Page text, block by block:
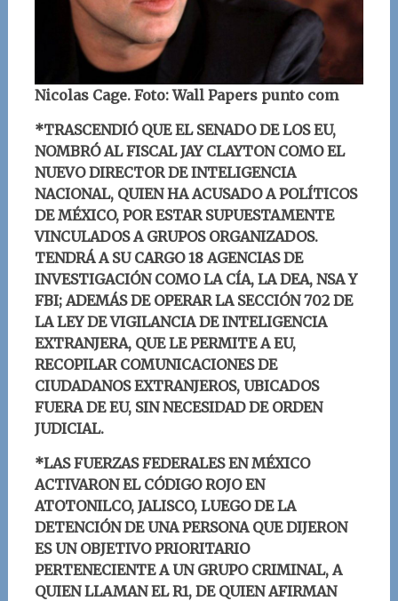
Nicolas Cage. Foto: Wall Papers punto com
*TRASCENDIÓ QUE EL SENADO DE LOS EU,
NOMBRÓ AL FISCAL JAY CLAYTON COMO EL
NUEVO DIRECTOR DE INTELIGENCIA
NACIONAL, QUIEN HA ACUSADO A POLÍTICOS
DE MÉXICO, POR ESTAR SUPUESTAMENTE
VINCULADOS A GRUPOS ORGANIZADOS.
TENDRÁ A SU CARGO 18 AGENCIAS DE
INVESTIGACIÓN COMO LA CÍA, LA DEA, NSA Y
FBI; ADEMÁS DE OPERAR LA SECCIÓN 702 DE
LA LEY DE VIGILANCIA DE INTELIGENCIA
EXTRANJERA, QUE LE PERMITE A EU,
RECOPILAR COMUNICACIONES DE
CIUDADANOS EXTRANJEROS, UBICADOS
FUERA DE EU, SIN NECESIDAD DE ORDEN
JUDICIAL.
*LAS FUERZAS FEDERALES EN MÉXICO
ACTIVARON EL CÓDIGO ROJO EN
ATOTONILCO, JALISCO, LUEGO DE LA
DETENCIÓN DE UNA PERSONA QUE DIJERON
ES UN OBJETIVO PRIORITARIO
PERTENECIENTE A UN GRUPO CRIMINAL, A
QUIEN LLAMAN EL R1, DE QUIEN AFIRMAN